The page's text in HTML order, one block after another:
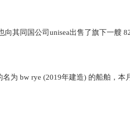
向其同国公司unisea出售了旗下一艘
为 bw rye (2019年建造) 的船舶，本